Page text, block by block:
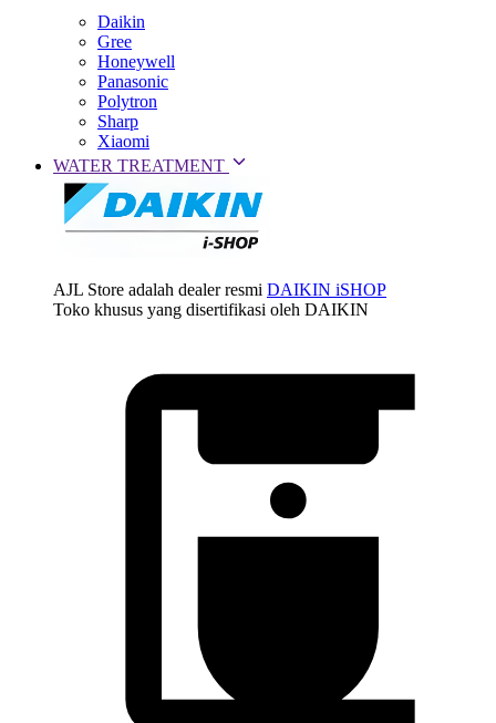
Daikin
Gree
Honeywell
Panasonic
Polytron
Sharp
Xiaomi
WATER TREATMENT
AJL Store adalah dealer resmi DAIKIN iSHOP
Toko khusus yang disertifikasi oleh DAIKIN